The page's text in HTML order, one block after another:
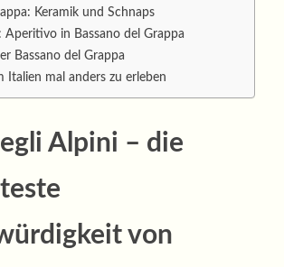
Keramik und Schnaps
Aperitivo in Bassano del Grappa
Bassano del Grappa
Italien mal anders zu erleben
Alpini – die
von